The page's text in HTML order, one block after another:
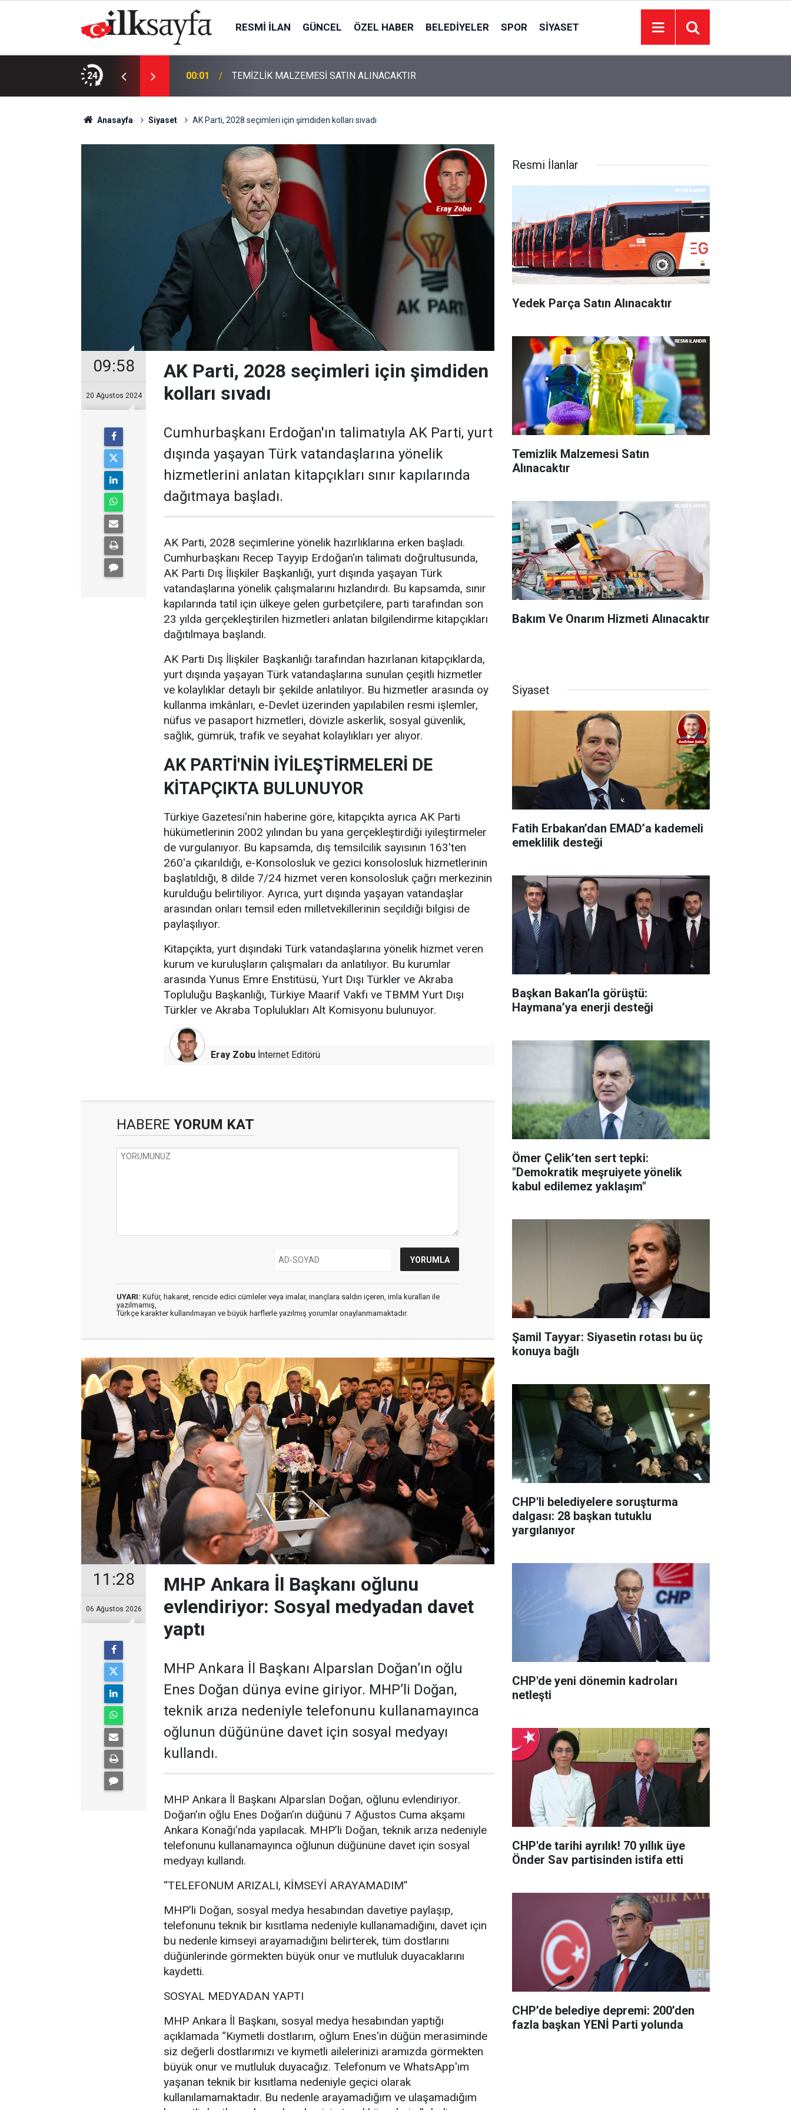
RESMI İLAN GÜNCEL ÖZEL HABER BELEDIYELER SPOR SIYASET
24 00:01 TEMİZLİK MALZEMESİ SATIN ALINACAKTIR
Anasayfa Siyaset AK Parti, 2028 seçimleri için şimdiden kolları sıvadı
09:58
20 Ağustos 2024
AK Parti, 2028 seçimleri için şimdiden
kolları sıvadı
Cumhurbaşkanı Erdoğan'ın talimatıyla AK Parti, yurt
dışında yaşayan Türk vatandaşlarına yönelik
hizmetlerini anlatan kitapçıkları sınır kapılarında
dağıtmaya başladı.
AK Parti, 2028 seçimlerine yönelik hazırlıklarına erken başladı.
Cumhurbaşkanı Recep Tayyip Erdoğan'ın talimatı doğrultusunda,
AK Parti Dış İlişkiler Başkanlığı, yurt dışında yaşayan Türk
vatandaşlarına yönelik çalışmalarını hızlandırdı. Bu kapsamda, sınır
kapılarında tatil için ülkeye gelen gurbetçilere, parti tarafından son
23 yılda gerçekleştirilen hizmetleri anlatan bilgilendirme kitapçıkları
dağıtılmaya başlandı.
AK Parti Dış İlişkiler Başkanlığı tarafından hazırlanan kitapçıklarda,
yurt dışında yaşayan Türk vatandaşlarına sunulan çeşitli hizmetler
ve kolaylıklar detaylı bir şekilde anlatılıyor. Bu hizmetler arasında oy
kullanma imkânları, e-Devlet üzerinden yapılabilen resmi işlemler,
nüfus ve pasaport hizmetleri, dövizle askerlik, sosyal güvenlik,
sağlık, gümrük, trafik ve seyahat kolaylıkları yer alıyor.
AK PARTİ'NİN İYİLEŞTİRMELERİ DE
KİTAPÇIKTA BULUNUYOR
Türkiye Gazetesi'nin haberine göre, kitapçıkta ayrıca AK Parti
hükümetlerinin 2002 yılından bu yana gerçekleştirdiği iyileştirmeler
de vurgulanıyor. Bu kapsamda, dış temsilcilik sayısının 163'ten
260'a çıkarıldığı, e-Konsolosluk ve gezici konsolosluk hizmetlerinin
başlatıldığı, 8 dilde 7/24 hizmet veren konsolosluk çağrı merkezinin
kurulduğu belirtiliyor. Ayrıca, yurt dışında yaşayan vatandaşlar
arasından onları temsil eden milletvekillerinin seçildiği bilgisi de
paylaşılıyor.
Kitapçıkta, yurt dışındaki Türk vatandaşlarına yönelik hizmet veren
kurum ve kuruluşların çalışmaları da anlatılıyor. Bu kurumlar
arasında Yunus Emre Enstitüsü, Yurt Dışı Türkler ve Akraba
Topluluğu Başkanlığı, Türkiye Maarif Vakfı ve TBMM Yurt Dışı
Türkler ve Akraba Toplulukları Alt Komisyonu bulunuyor.
Eray Zobu İnternet Editörü
HABERE YORUM KAT
UYARI: Küfür, hakaret, rencide edici cümleler veya imalar, inançlara saldırı içeren, imla kuralları ile
yazılmamış,
Türkçe karakter kullanılmayan ve büyük harflerle yazılmış yorumlar onaylanmamaktadır.
11:28
06 Ağustos 2026
MHP Ankara İl Başkanı oğlunu
evlendiriyor: Sosyal medyadan davet
yaptı
MHP Ankara İl Başkanı Alparslan Doğan’ın oğlu
Enes Doğan dünya evine giriyor. MHP’li Doğan,
teknik arıza nedeniyle telefonunu kullanamayınca
oğlunun düğününe davet için sosyal medyayı
kullandı.
MHP Ankara İl Başkanı Alparslan Doğan, oğlunu evlendiriyor.
Doğan’ın oğlu Enes Doğan’ın düğünü 7 Ağustos Cuma akşamı
Ankara Konağı’nda yapılacak. MHP’li Doğan, teknik arıza nedeniyle
telefonunu kullanamayınca oğlunun düğününe davet için sosyal
medyayı kullandı.
“TELEFONUM ARIZALI, KİMSEYİ ARAYAMADIM”
MHP’li Doğan, sosyal medya hesabından davetiye paylaşıp,
telefonunu teknik bir kısıtlama nedeniyle kullanamadığını, davet için
bu nedenle kimseyi arayamadığını belirterek, tüm dostlarını
düğünlerinde görmekten büyük onur ve mutluluk duyacaklarını
kaydetti.
SOSYAL MEDYADAN YAPTI
MHP Ankara İl Başkanı, sosyal medya hesabından yaptığı
açıklamada “Kıymetli dostlarım, oğlum Enes'in düğün merasiminde
siz değerli dostlarımızı ve kıymetli ailelerinizi aramızda görmekten
büyük onur ve mutluluk duyacağız. Telefonum ve WhatsApp'ım
yaşanan teknik bir kısıtlama nedeniyle geçici olarak
kullanılamamaktadır. Bu nedenle arayamadığım ve ulaşamadığım
Resmi İlanlar
Yedek Parça Satın Alınacaktır
Temizlik Malzemesi Satın
Alınacaktır
Bakım Ve Onarım Hizmeti Alınacaktır
Siyaset
Fatih Erbakan’dan EMAD’a kademeli
emeklilik desteği
Başkan Bakan’la görüştü:
Haymana’ya enerji desteği
Ömer Çelik’ten sert tepki:
"Demokratik meşruiyete yönelik
kabul edilemez yaklaşım"
Şamil Tayyar: Siyasetin rotası bu üç
konuya bağlı
CHP'li belediyelere soruşturma
dalgası: 28 başkan tutuklu
yargılanıyor
CHP'de yeni dönemin kadroları
netleşti
CHP'de tarihi ayrılık! 70 yıllık üye
Önder Sav partisinden istifa etti
CHP’de belediye depremi: 200’den
fazla başkan YENİ Parti yolunda